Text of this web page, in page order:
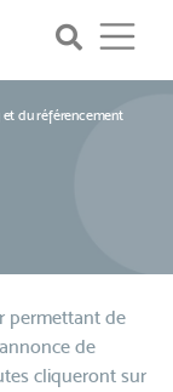
du référencement
permettant de
de
cliqueront sur